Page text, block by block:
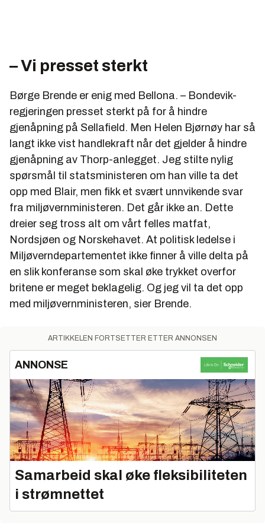
– Vi presset sterkt
Børge Brende er enig med Bellona. – Bondevik-
regjeringen presset sterkt på for å hindre
gjenåpning på Sellafield. Men Helen Bjørnøy har så
langt ikke vist handlekraft når det gjelder å hindre
gjenåpning av Thorp-anlegget. Jeg stilte nylig
spørsmål til statsministeren om han ville ta det
opp med Blair, men fikk et svært unnvikende svar
fra miljøvernministeren. Det går ikke an. Dette
dreier seg tross alt om vårt felles matfat,
Nordsjøen og Norskehavet. At politisk ledelse i
Miljøverndepartementet ikke finner å ville delta på
en slik konferanse som skal øke trykket overfor
britene er meget beklagelig. Og jeg vil ta det opp
med miljøvernministeren, sier Brende.
ARTIKKELEN FORTSETTER ETTER ANNONSEN
ANNONSE
Samarbeid skal øke fleksibiliteten
i strømnettet